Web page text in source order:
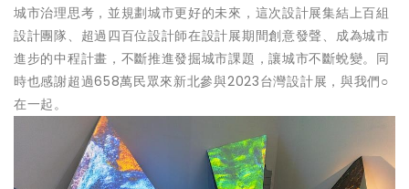
城市治理思考，並規劃城市更好的未來，這次設計展集結上百組
設計團隊、超過四百位設計師在設計展期間創意發聲、成為城市
進步的中程計畫，不斷推進發掘城市課題，讓城市不斷蛻變。同
時也感謝超過658萬民眾來新北參與2023台灣設計展，與我們○
在一起。